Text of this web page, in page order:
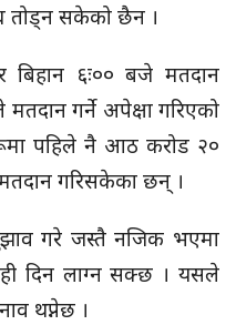
तोड्न सकेको छैन ।
बिहान ६ः०० बजे मतदान
गर्ने अपेक्षा गरिएको
पहिले नै आठ करोड २०
गरिसकेका छन् ।
गरे जस्तै नजिक भएमा
दिन लाग्न सक्छ । यसले
थप्नेछ ।